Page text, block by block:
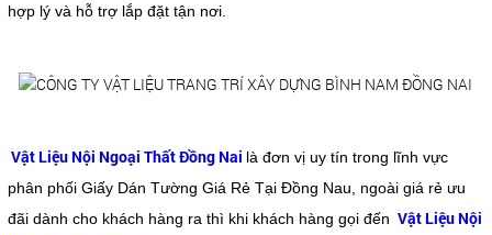
hợp lý và hỗ trợ lắp đặt tận nơi.
Vật Liệu Nội Ngoại Thất Đồng Nai là đơn vị uy tín trong lĩnh vực
phân phối Giấy Dán Tường Giá Rẻ Tại Đồng Nau, ngoài giá rẻ ưu
đãi dành cho khách hàng ra thì khi khách hàng gọi đến Vật Liệu Nội